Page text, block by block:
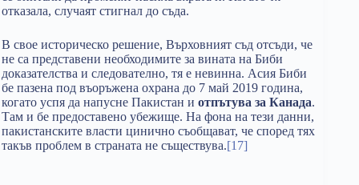
отказала, случаят стигнал до съда.
В свое историческо решение, Върховният съд отсъди, че
не са представени необходимите за вината на Биби
доказателства и следователно, тя е невинна. Асия Биби
бе пазена под въоръжена охрана до 7 май 2019 година,
когато успя да напусне Пакистан и отпътува за Канада.
Там и бе предоставено убежище. На фона на тези данни,
пакистанските власти цинично съобщават, че според тях
такъв проблем в страната не съществува.[17]